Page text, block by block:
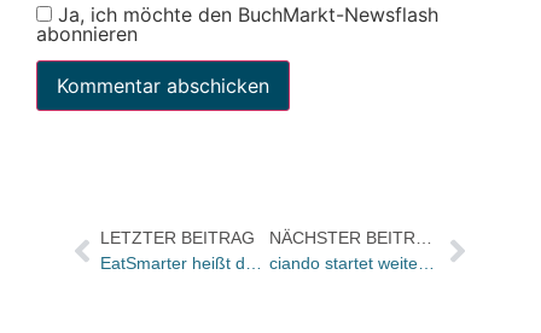
Ja, ich möchte den BuchMarkt-Newsflash
abonnieren
LETZTER BEITRAG